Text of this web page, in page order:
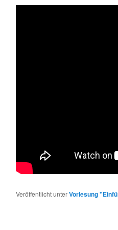
Veröffentlicht unterVorlesung